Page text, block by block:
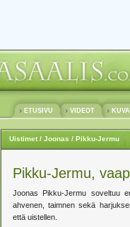
ETUSIVU VIDEOT
Uistimet / Joonas / Pikku-Jermu
Pikku-Jermu,
Joonas Pikku-Jermu soveltuu
ahvenen, taimnen sekä
että uistellen.